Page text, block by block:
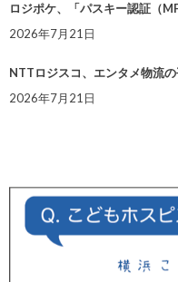
ロジポケ、「パスキー認証（
2026年7月21日
NTTロジスコ、エンタメ物流
2026年7月21日